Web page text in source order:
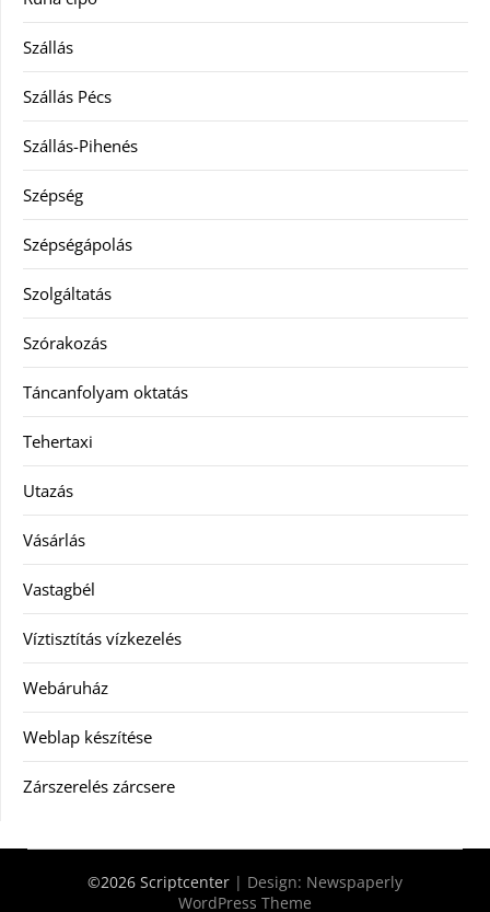
Szállás
Szállás Pécs
Szállás-Pihenés
Szépség
Szépségápolás
Szolgáltatás
Szórakozás
Táncanfolyam oktatás
Tehertaxi
Utazás
Vásárlás
Vastagbél
Víztisztítás vízkezelés
Webáruház
Weblap készítése
Zárszerelés zárcsere
©2026 Scriptcenter | Design: Newspaperly
WordPress Theme